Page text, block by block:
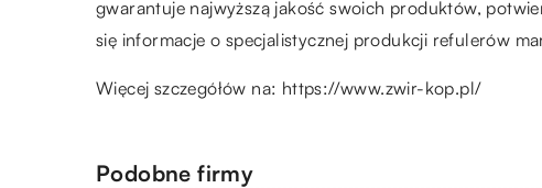
gwarantuje najwyższą jakość swoich produktów,
się informacje o specjalistycznej produkcji refulerów
Więcej szczegółów na: https://www.zwir-kop.pl/
Podobne firmy